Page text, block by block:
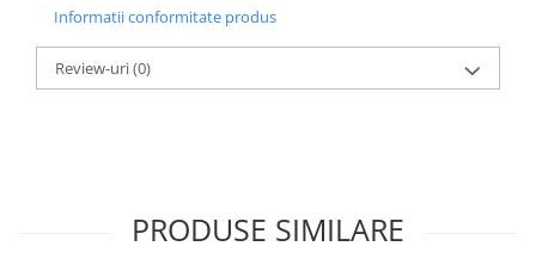
Informatii conformitate produs
Review-uri(0)
PRODUSE SIMILARE